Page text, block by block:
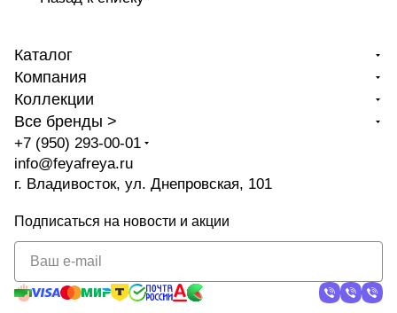
Каталог
Компания
Коллекции
Все бренды >
+7 (950) 293-00-01
info@feyafreya.ru
г. Владивосток, ул. Днепровская, 101
Подписаться на новости и акции